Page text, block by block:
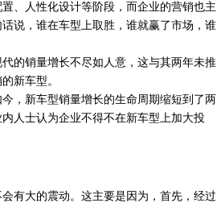
、人性化设计等阶段，而企业的营销也主
说，谁在车型上取胜，谁就赢了市场，谁
的销量增长不尽如人意，这与其两年未推
新车型。
，新车型销量增长的生命周期缩短到了两
人士认为企业不得不在新车型上加大投
有大的震动。这主要是因为，首先，经过